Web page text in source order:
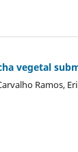
vegetal
Ramos,